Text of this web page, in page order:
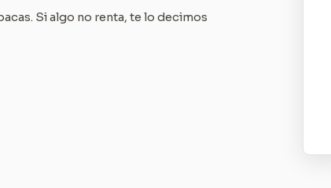
Si algo no renta, te lo decimos